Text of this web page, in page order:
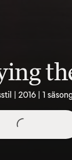
| 2016 | 1